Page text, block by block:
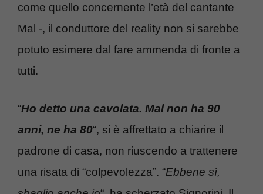
come quello concernente l’età del cantante
Mal -, il conduttore del reality non si sarebbe
potuto esimere dal fare ammenda di fronte a
tutti.
“Ho detto una cavolata. Mal non ha 90
anni, ne ha 80“, si è affrettato a chiarire il
padrone di casa, non riuscendo a trattenere
una risata di “colpevolezza”. “Ebbene sì,